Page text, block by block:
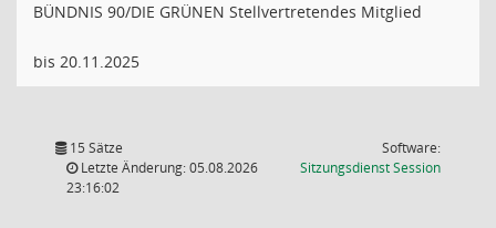
BÜNDNIS 90/DIE GRÜNEN Stellvertretendes Mitglied
bis 20.11.2025
15 Sätze
Letzte Änderung: 05.08.2026
23:16:02
Software:
SitzungsdienstSession(Wird in